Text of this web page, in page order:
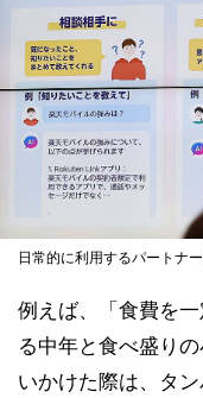
日常的に利用するパートナ
例えば、「食費を
る中年と食べ盛り
いかけた際は、タ